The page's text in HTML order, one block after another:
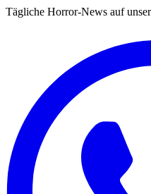
Tägliche Horror-News auf